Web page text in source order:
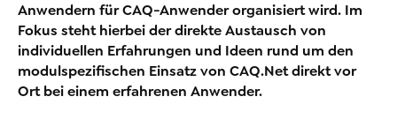
Anwendern für CAQ-Anwender organisiert wird. Im
Fokus steht hierbei der direkte Austausch von
individuellen Erfahrungen und Ideen rund um den
modulspezifischen Einsatz von CAQ.Net direkt vor
Ort bei einem erfahrenen Anwender.